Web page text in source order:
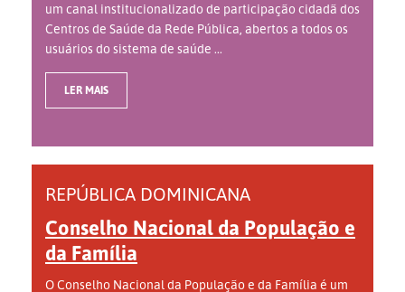
um canal institucionalizado de participação cidadã dos
Centros de Saúde da Rede Pública, abertos a todos os
usuários do sistema de saúde ...
LER MAIS
REPÚBLICA DOMINICANA
Conselho Nacional da População e
da Família
O Conselho Nacional da População e da Família é um